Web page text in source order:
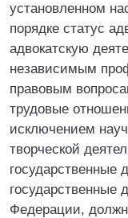
установленном
порядке статус
адвокатскую
независимым
правовым
трудовые
исключением
творческой
государственные
государственные
Федерации,